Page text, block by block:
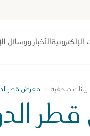
الأخبار ووسائل
بيانات صحفية معرض قطر الدولي للسياحة